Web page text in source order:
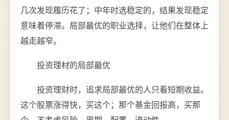
几次发现履历花了；中年时选稳定的，结果发现稳定
意味着停滞。局部最优的职业选择，让他们在整体上
越走越窄。
投资理材的局部最优
投资理财时，追求局部最优的人只看短期收益。
这个股票涨得快，买这个；那个基金回报高，买那